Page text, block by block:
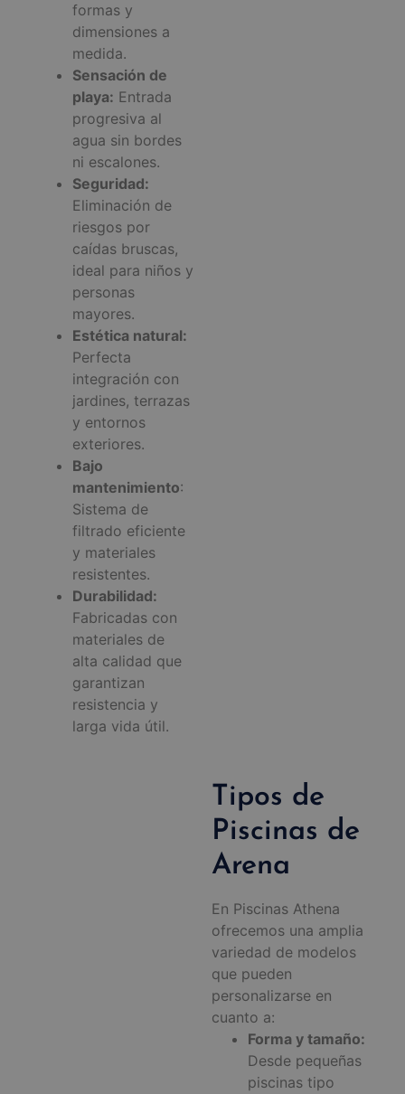
formas y
dimensiones a
medida.
Sensación de
playa: Entrada
progresiva al
agua sin bordes
ni escalones.
Seguridad:
Eliminación de
riesgos por
caídas bruscas,
ideal para niños y
personas
mayores.
Estética natural:
Perfecta
integración con
jardines, terrazas
y entornos
exteriores.
Bajo
mantenimiento:
Sistema de
filtrado eficiente
y materiales
resistentes.
Durabilidad:
Fabricadas con
materiales de
alta calidad que
garantizan
resistencia y
larga vida útil.
Tipos de
Piscinas de
Arena
En Piscinas Athena
ofrecemos una amplia
variedad de modelos
que pueden
personalizarse en
cuanto a:
Forma y tamaño:
Desde pequeñas
piscinas tipo